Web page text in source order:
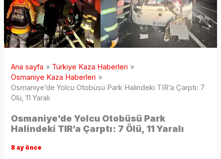
Ana sayfa
Türkiye Kaza Haberleri
Osmaniye Kaza Haberleri
Osmaniye’de Yolcu Otobüsü Park Halindeki TIR’a Çarptı: 7
Ölü, 11 Yaralı
Osmaniye’de Yolcu Otobüsü Park
Halindeki TIR’a Çarptı: 7 Ölü, 11 Yaralı
8 ay önce